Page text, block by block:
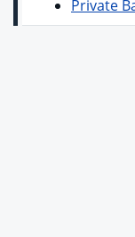
Private